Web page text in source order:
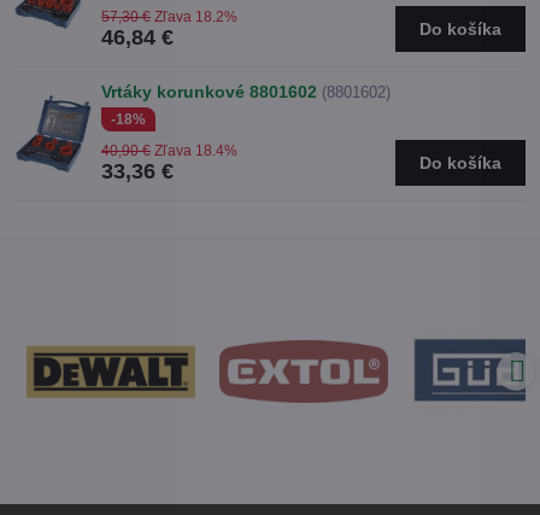
46,84 €
57,30 € Zľava 18.2%
Do košíka
Vrtáky korunkové 8801602 (8801602)
-18%
33,36 €
40,90 € Zľava 18.4%
Do košíka